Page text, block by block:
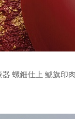
螺鈿仕上 鯱旗印